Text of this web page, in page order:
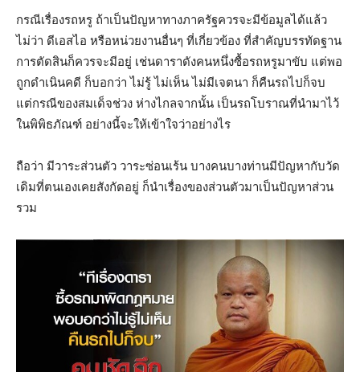
กรณีเรื่องรถหรู ถ้าเป็นปัญหาทางภาครัฐควรจะมีข้อมูลได้แล้ว
ไม่ว่า ดีเอสไอ หรือหน่วยงานอื่นๆ ที่เกี่ยวข้อง ที่สำคัญบรรทัดฐาน
การตัดสินก็ควรจะมีอยู่ เช่นดาราดังคนหนึ่งซื้อรถหรูมาขับ แต่พอ
ถูกดำเนินคดี ก็บอกว่า ไม่รู้ ไม่เห็น ไม่มีเจตนา ก็คืนรถไปก็จบ
แต่กรณีของสมเด็จช่วง ห่างไกลจากนั้น เป็นรถโบราณที่นำมาไว้
ในพิพิธภัณฑ์ อย่างนี้จะให้เข้าใจว่าอย่างไร
ถือว่า มีวาระส่วนตัว วาระซ่อนเร้น บางคนบางท่านมีปัญหากับวัด
เดิมที่ตนเองเคยสังกัดอยู่ ก็นำเรื่องของส่วนตัวมาเป็นปัญหาส่วน
รวม